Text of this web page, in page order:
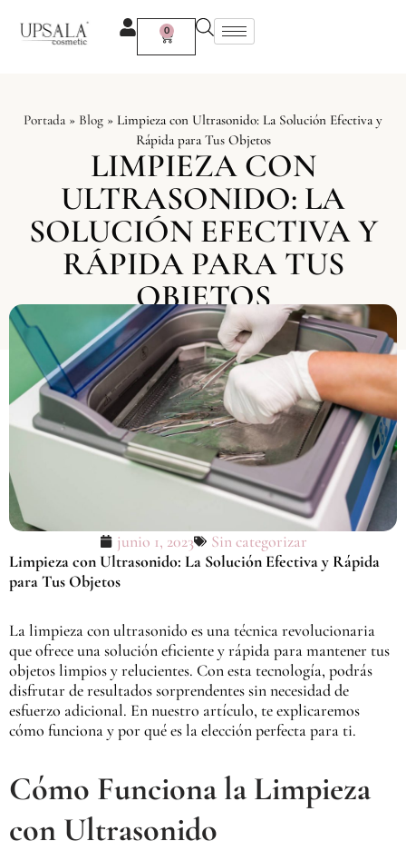
contenido
0
Carrito
Portada » Blog » Limpieza con Ultrasonido: La Solución Efectiva y
Rápida para Tus Objetos
LIMPIEZA CON
ULTRASONIDO: LA
SOLUCIÓN EFECTIVA Y
RÁPIDA PARA TUS
OBJETOS
junio 1, 2023
Sin categorizar
Limpieza con Ultrasonido: La Solución Efectiva y Rápida
para Tus Objetos
La limpieza con ultrasonido es una técnica revolucionaria
que ofrece una solución eficiente y rápida para mantener tus
objetos limpios y relucientes. Con esta tecnología, podrás
disfrutar de resultados sorprendentes sin necesidad de
esfuerzo adicional. En nuestro artículo, te explicaremos
cómo funciona y por qué es la elección perfecta para ti.
Cómo Funciona la Limpieza
con Ultrasonido